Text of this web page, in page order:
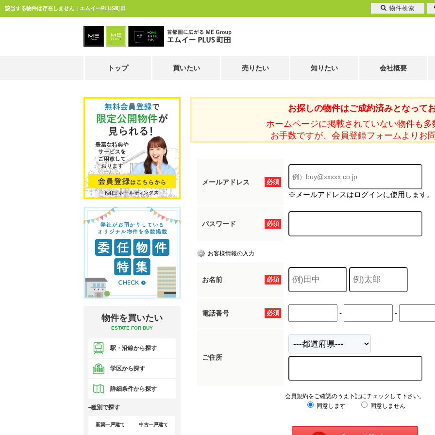
該当する物件は存在しません｜エムイーPLUS町田
トップ 買いたい 売りたい 知りたい 会社概要
お探しの物件はご成約済みとなってお
ホームページに掲載されていない物件も多
お手数ですが、会員登録フォームよりお
必須
メールアドレス
※メールアドレスはログインに使用します。
必須
パスワード
お客様情報の入力
必須
お名前
必須
電話番号 - -
ご住所
会員規約をご確認のうえ下記にチェックして下さい。
同意します
同意しません
物件を買いたい
ESTATE FOR BUY
駅・沿線から探す
学区から探す
詳細条件から探す
種別で探す
新築一戸建て 中古一戸建て
物件検索